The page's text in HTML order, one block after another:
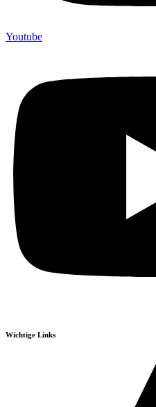
Youtube
Wichtige Links